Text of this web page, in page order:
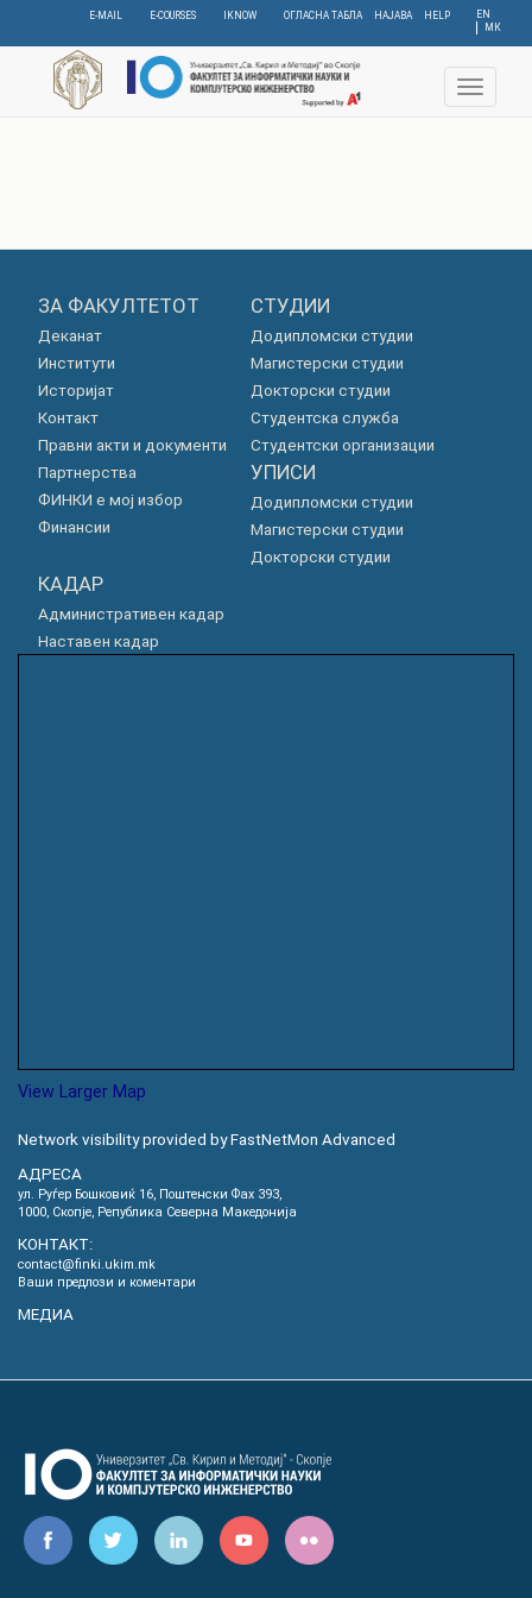
content
EN
МК
E-MAIL E-COURSES IKNOW ОГЛАСНА ТАБЛА НАЈАВА HELP
Toggle
ЗА ФАКУЛТЕТОТ
Деканат
Институти
Историјат
Контакт
Правни акти и документи
Партнерства
ФИНКИ е мој избор
Финансии
СТУДИИ
Додипломски студии
Магистерски студии
Докторски студии
Студентска служба
Студентски организации
УПИСИ
Додипломски студии
Магистерски студии
Докторски студии
КАДАР
Административен кадар
Наставен кадар
View Larger Map
Network visibility provided by FastNetMon Advanced
АДРЕСА
ул. Руѓер Бошковиќ 16, Пoштенски Фах 393,
1000, Скопје, Република Северна Македонија
КОНТАКТ:
contact@finki.ukim.mk
Ваши предлози и коментари
МЕДИА